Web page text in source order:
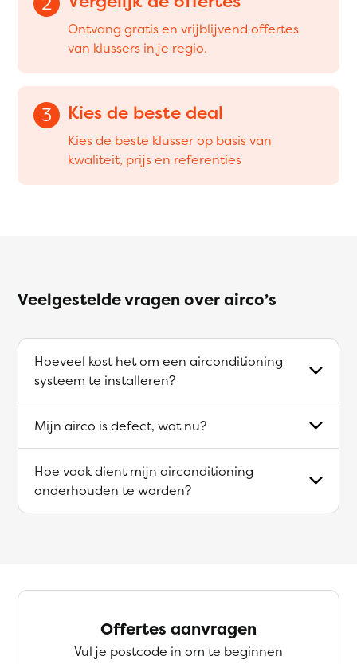
Ontvang gratis en vrijblijvend offertes
van klussers in je regio.
3 Kies de beste deal
Kies de beste klusser op basis van
kwaliteit, prijs en referenties
Veelgestelde vragen over airco’s
Hoeveel kost het om een airconditioning
systeem te installeren?
Mijn airco is defect, wat nu?
Hoe vaak dient mijn airconditioning
onderhouden te worden?
Offertes aanvragen
Vul je postcode in om te beginnen